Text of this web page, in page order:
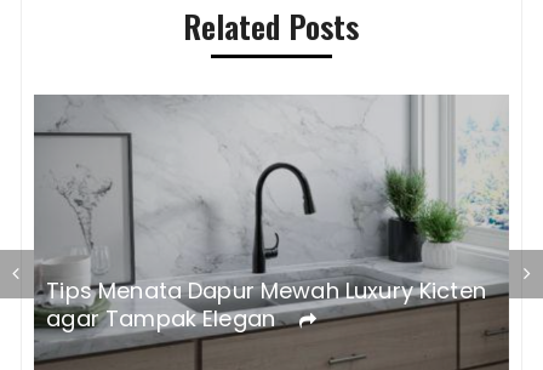
Related Posts
Tips Menata Dapur Mewah Luxury Kicten
agar Tampak Elegan